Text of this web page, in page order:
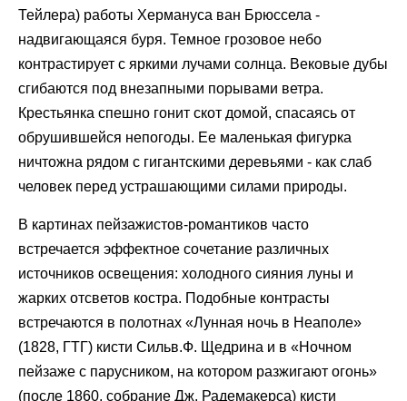
Тейлера) работы Хермануса ван Брюссела -
надвигающаяся буря. Темное грозовое небо
контрастирует с яркими лучами солнца. Вековые дубы
сгибаются под внезапными порывами ветра.
Крестьянка спешно гонит скот домой, спасаясь от
обрушившейся непогоды. Ее маленькая фигурка
ничтожна рядом с гигантскими деревьями - как слаб
человек перед устрашающими силами природы.
В картинах пейзажистов-романтиков часто
встречается эффектное сочетание различных
источников освещения: холодного сияния луны и
жарких отсветов костра. Подобные контрасты
встречаются в полотнах «Лунная ночь в Неаполе»
(1828, ГТГ) кисти Сильв.Ф. Щедрина и в «Ночном
пейзаже с парусником, на котором разжигают огонь»
(после 1860, собрание Дж. Радемакерса) кисти